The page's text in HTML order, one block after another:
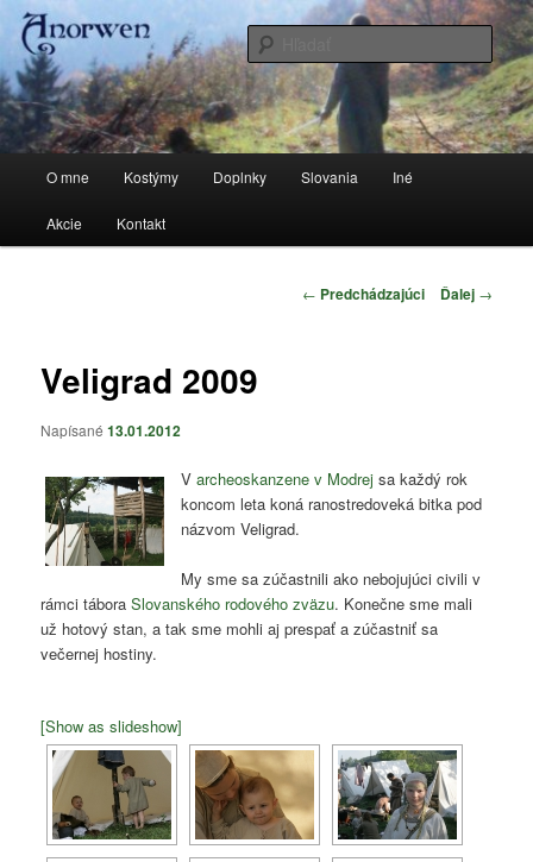
Preskočiť
primárny
obsah anorwen
Stránka o kostýmoch a všetkom, čo sa k tomu vzťahuje
O mne Kostýmy Doplnky Slovania Iné
Akcie Kontakt
Navigácia
← Predchádzajúci Ďalej →
Veligrad 2009
Napísané13.01.2012
Varcheoskanzene v Modrej sa každý rok
koncom leta koná ranostredoveká bitka pod
názvom Veligrad.
My sme sa zúčastnili ako nebojujúci civili v
rámci tábora Slovanského rodového zväzu. Konečne sme mali
už hotový stan, a tak sme mohli aj prespať a zúčastniť sa
večernej hostiny.
[Show as slideshow]